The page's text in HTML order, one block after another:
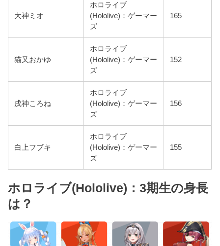
大神ミオ
ホロライブ
(Hololive)：ゲーマー
ズ
165
猫又おかゆ
ホロライブ
(Hololive)：ゲーマー
ズ
152
戌神ころね
ホロライブ
(Hololive)：ゲーマー
ズ
156
白上フブキ
ホロライブ
(Hololive)：ゲーマー
ズ
155
ホロライブ(Hololive)：3期生の身長
は？